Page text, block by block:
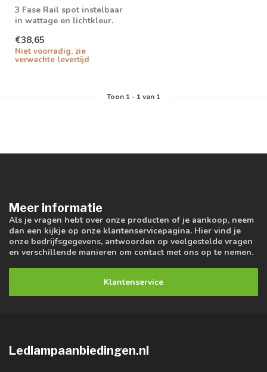
3 Fase Rail spot instelbaar
in wattage en lichtkleur.
€38,65
Niet voorradig, zie
verwachte levertijd
Toon 1- 1van 1
Meer informatie
Als je vragen hebt over onze producten of je aankoop, neem
dan een kijkje op onze klantenservicepagina. Hier vind je
onze bedrijfsgegevens, antwoorden op veelgestelde vragen
en verschillende manieren om contact met ons op te nemen.
Klantenservice
Ledlampaanbiedingen.nl